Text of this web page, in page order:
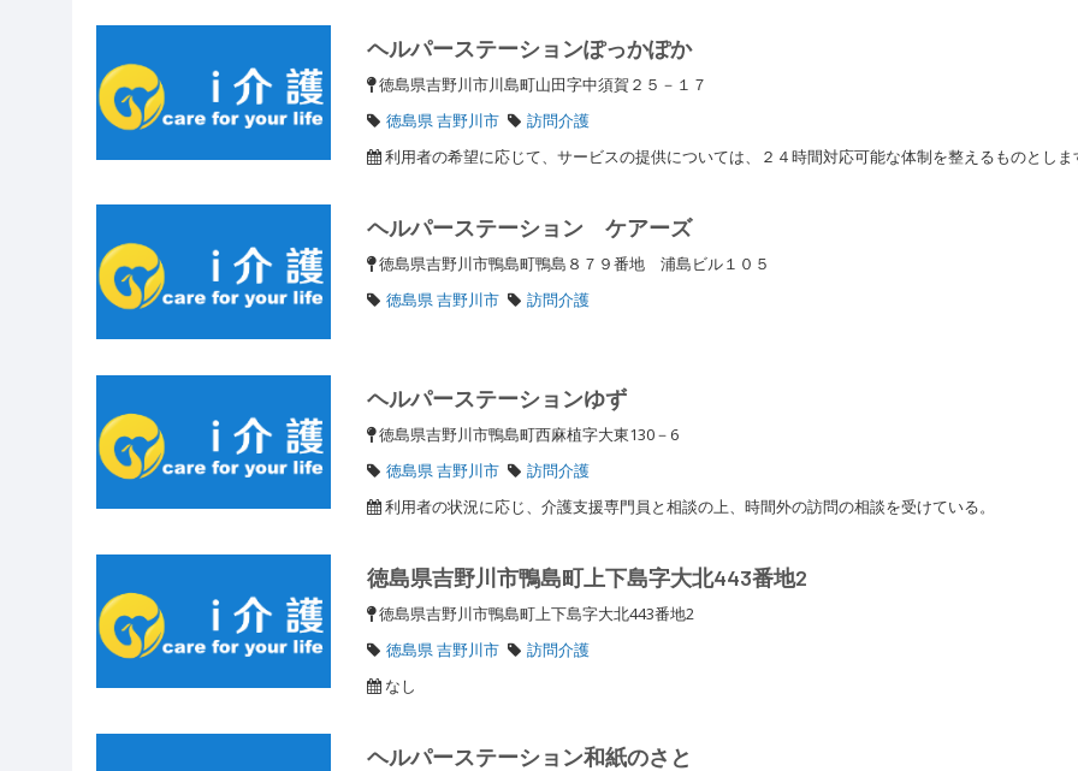
ヘルパーステーションぽっかぽか
徳島県吉野川市川島町山田字中須賀２５－１７
徳島県 吉野川市
訪問介護
利用者の希望に応じて、サービスの提供については、２４時間対応可能な体制を整えるものとしま
ヘルパーステーション ケアーズ
徳島県吉野川市鴨島町鴨島８７９番地 浦島ビル１０５
徳島県 吉野川市
訪問介護
ヘルパーステーションゆず
徳島県吉野川市鴨島町西麻植字大東130－6
徳島県 吉野川市
訪問介護
利用者の状況に応じ、介護支援専門員と相談の上、時間外の訪問の相談を受けている。
徳島県吉野川市鴨島町上下島字大北443番地2
徳島県吉野川市鴨島町上下島字大北443番地2
徳島県 吉野川市
訪問介護
なし
ヘルパーステーション和紙のさと